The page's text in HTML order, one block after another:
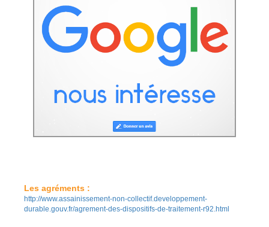
Les agréments :
http://www.assainissement-non-collectif.developpement-
durable.gouv.fr/agrement-des-dispositifs-de-traitement-r92.html